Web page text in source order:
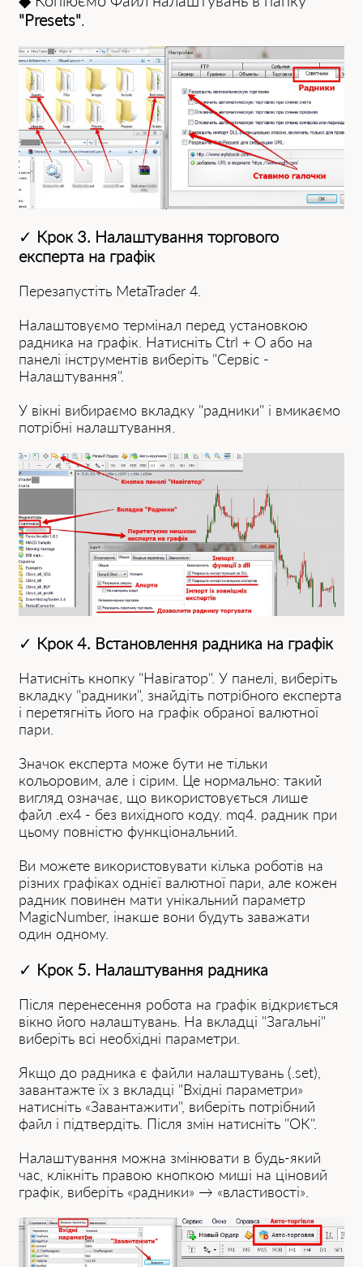
"Presets".
✓ Крок 3. Налаштування торгового
експерта на графік
Перезапустіть MetaTrader 4.
Налаштовуємо термінал перед установкою
радника на графік. Натисніть Ctrl + O або на
панелі інструментів виберіть "Сервіс -
Налаштування".
У вікні вибираємо вкладку "радники" і вмикаємо
потрібні налаштування.
✓ Крок 4. Встановлення радника на графік
Натисніть кнопку "Навігатор". У панелі, виберіть
вкладку "радники", знайдіть потрібного експерта
і перетягніть його на графік обраної валютної
пари.
Значок експерта може бути не тільки
кольоровим, але і сірим. Це нормально: такий
вигляд означає, що використовується лише
файл .ex4 - без вихідного коду. mq4. радник при
цьому повністю функціональний.
Ви можете використовувати кілька роботів на
різних графіках однієї валютної пари, але кожен
радник повинен мати унікальний параметр
MagicNumber, інакше вони будуть заважати
один одному.
✓ Крок 5. Налаштування радника
Після перенесення робота на графік відкриється
вікно його налаштувань. На вкладці "Загальні"
виберіть всі необхідні параметри.
Якщо до радника є файли налаштувань (.set),
завантажте їх з вкладці "Вхідні параметри»
натисніть «Завантажити", виберіть потрібний
файл і підтвердіть. Після змін натисніть "ОК".
Налаштування можна змінювати в будь-який
час, клікніть правою кнопкою миші на ціновий
графік, виберіть «радники» → «властивості».